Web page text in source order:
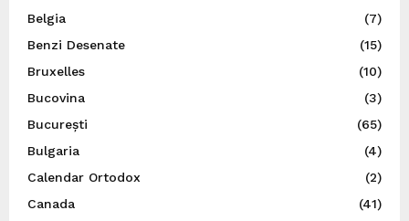
Belgia
(7)
Benzi Desenate
(15)
Bruxelles
(10)
Bucovina
(3)
București
(65)
Bulgaria
(4)
Calendar Ortodox
(2)
Canada
(41)